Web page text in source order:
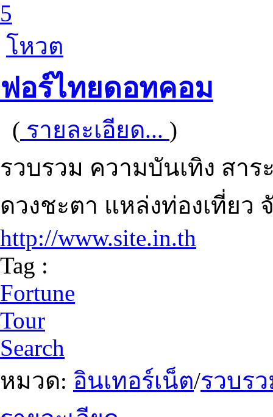
5
โหวต
ฟอร์ไทยดอทคอม
( รายละเอียด... )
รวบรวม ความบันเทิง สา
ดวงชะตา แหล่งท่องเที่ยว
http://www.site.in.th
Tag :
Fortune
Tour
Search
หมวด: อินเทอร์เน็ต/รวบร